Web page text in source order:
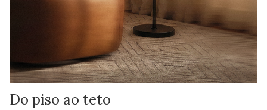
Do piso ao teto